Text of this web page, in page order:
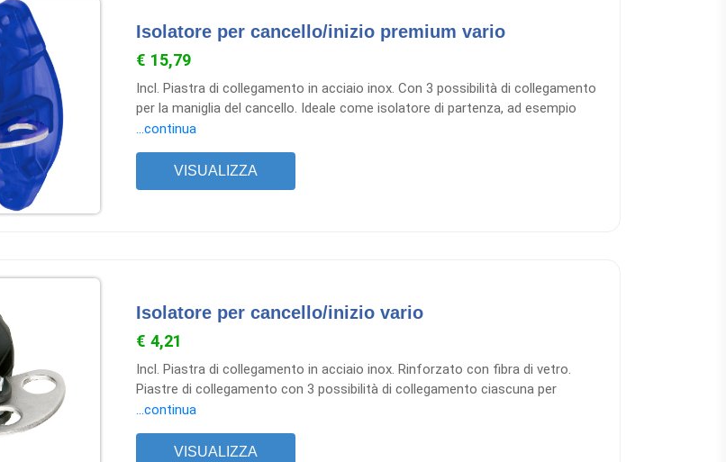
Isolatore per cancello/inizio premium vario
€ 15,79
Incl. Piastra di collegamento in acciaio inox. Con 3 possibilità di collegamento
per la maniglia del cancello. Ideale come isolatore di partenza, ad esempio
dopo un cancello versione professionale più grande e realizzato con piastra
...continua
VISUALIZZA
Isolatore per cancello/inizio vario
€ 4,21
Incl. Piastra di collegamento in acciaio inox. Rinforzato con fibra di vetro.
Piastre di collegamento con 3 possibilità di collegamento ciascuna per
maniglie di cancelli. Ideale come isolatore di avviamento, ad esempio dopo
come isolatore di avviamento.
...continua
VISUALIZZA